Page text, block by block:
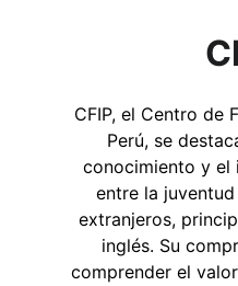
CFIP, el Centro de
Perú, se
conocimiento y el
entre la
extranjeros,
inglés. Su
comprender el